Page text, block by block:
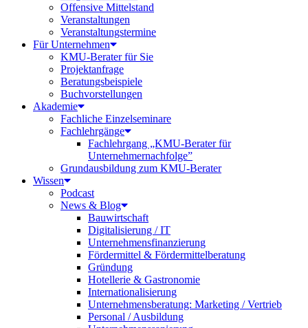
Offensive Mittelstand
Veranstaltungen
Veranstaltungstermine
Für Unternehmen
KMU-Berater für Sie
Projektanfrage
Beratungsbeispiele
Buchvorstellungen
Akademie
Fachliche Einzelseminare
Fachlehrgänge
Fachlehrgang „KMU-Berater für
Unternehmernachfolge”
Grundausbildung zum KMU-Berater
Wissen
Podcast
News & Blog
Bauwirtschaft
Digitalisierung / IT
Unternehmensfinanzierung
Fördermittel & Fördermittelberatung
Gründung
Hotellerie & Gastronomie
Internationalisierung
Unternehmensberatung: Marketing / Vertrieb
Personal / Ausbildung